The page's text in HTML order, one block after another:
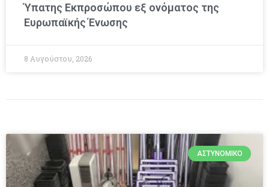
Ύπατης Εκπροσώπου εξ ονόματος της
Ευρωπαϊκής Ένωσης
8 Αυγούστου, 2026
ΑΣΤΥΝΟΜΙΚΌ